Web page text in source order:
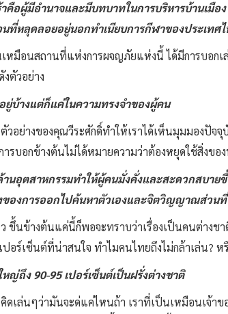
คือผู้มีอำนาจและมีบทบาทในการบริหารบ้านเมื
นที่หลุดลอยอยู่นอกทำเนียบการกีฬาของประเทศ
หมือนสถานที่แห่งการผจญภัยแห่งนี้ ได้มีการบอกเ
ตัวอย่าง
ยู่บ้างแต่ก็แค่ในความทรงจำของผู้คน
วอย่างของคุณวีระศักดิ์ทำให้เราได้เห็นมุมมองปัจ
ารบอกข้างต้นไม่ได้หมายความว่าต้องหยุดใช้สิ่งข
านอุตสาหกรรมทำให้ผู้คนมั่งคั่งและสะดวกสบา
ของการออกไปค้นหาตัวเองและจิตวิญญาณส่วน
นข้างต้นแค่นี้ก็พอจะทราบว่าเรื่องเป็นคนต่างชา
ปอร์เซ็นต์ที่น่าสนใจ ทำไมคนไทยถึงไม่กล้าเล่น?
หญ่ถึง90-95เปอร์เซ็นต์เป็นฝรั่งต่างชาติ
ดเล่นๆว่ามันจะด่แค่ไหนถ้า เราที่เป็นเหมือนเจ้